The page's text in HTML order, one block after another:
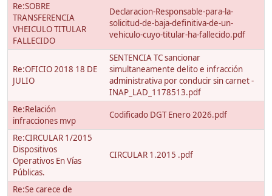
Re:SOBRE
TRANSFERENCIA
VHEICULO TITULAR
FALLECIDO
Declaracion-Responsable-para-la-
solicitud-de-baja-definitiva-de-un-
vehiculo-cuyo-titular-ha-fallecido.pdf
Re:OFICIO 2018 18 DE
JULIO
SENTENCIA TC sancionar
simultaneamente delito e infracción
administrativa por conducir sin carnet -
INAP_LAD_1178513.pdf
Re:Relación
infracciones mvp
Codificado DGT Enero 2026.pdf
Re:CIRCULAR 1/2015
Dispositivos
Operativos En Vías
Públicas.
CIRCULAR 1.2015 .pdf
Re:Se carece de